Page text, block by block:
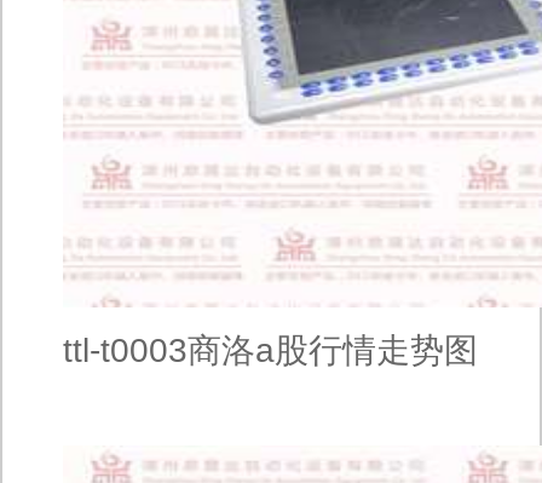
ttl-t0003商洛a股行情走势图